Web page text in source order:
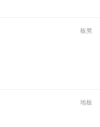
板凳
地板